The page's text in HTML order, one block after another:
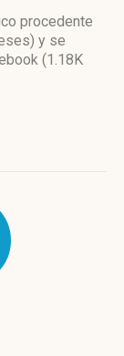
procedente
y se
(1.18K